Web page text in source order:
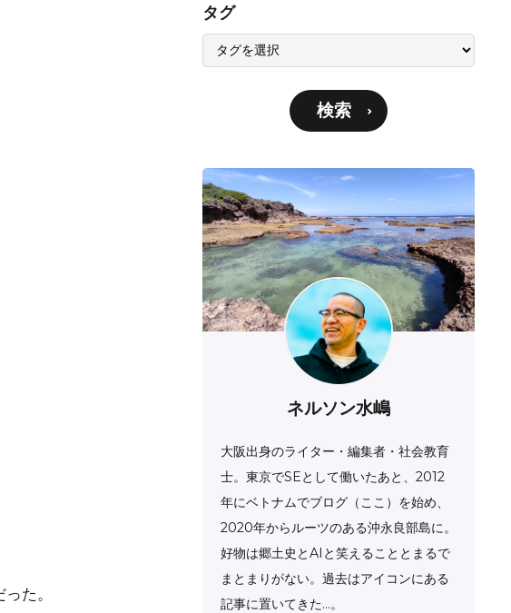
た。
タグ
検索
ネルソン水嶋
大阪出身のライター・編集者・社会教育
士。東京でSEとして働いたあと、2012
年にベトナムでブログ（ここ）を始め、
2020年からルーツのある沖永良部島に。
好物は郷土史とAIと笑えることとまるで
まとまりがない。過去はアイコンにある
記事に置いてきた…。